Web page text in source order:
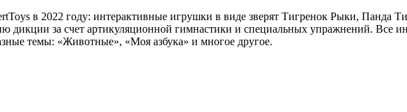
в 2022 году: интерактивные игрушки в виде зверят Тигренок Рыки, Панда
дикции за счет артикуляционной гимнастики и специальных упражнений. Все
темы: «Животные», «Моя азбука» и многое другое.